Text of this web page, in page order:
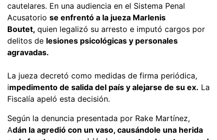
cautelares. En una audiencia en el Sistema Penal
Acusatorio se enfrentó a la jueza Marlenis
Boutet, quien legalizó su arresto e imputó cargos por
delitos de lesiones psicológicas y personales
agravadas.
La jueza decretó como medidas de firma periódica,
impedimento de salida del país y alejarse de su ex. La
Fiscalía apeló esta decisión.
Según la denuncia presentada por Rake Martínez,
Adán la agredió con un vaso, causándole una herida